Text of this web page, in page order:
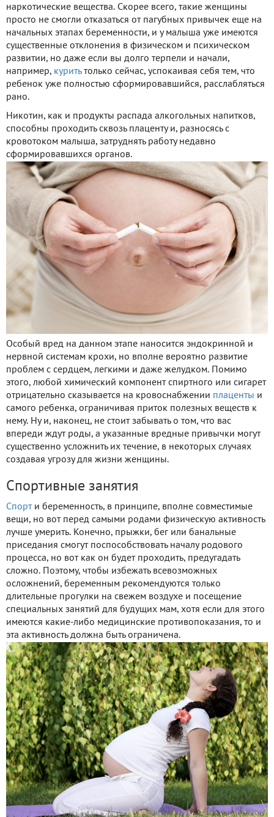
наркотические вещества. Скорее всего, такие женщины
просто не смогли отказаться от пагубных привычек еще на
начальных этапах беременности, и у малыша уже имеются
существенные отклонения в физическом и психическом
развитии, но даже если вы долго терпели и начали,
например, куритьтолько сейчас, успокаивая себя тем, что
ребенок уже полностью сформировавшийся, расслабляться
рано.
Никотин, как и продукты распада алкогольных напитков,
способны проходить сквозь плаценту и, разносясь с
кровотоком малыша, затруднять работу недавно
сформировавшихся органов.
Особый вред на данном этапе наносится эндокринной и
нервной системам крохи, но вполне вероятно развитие
проблем с сердцем, легкими и даже желудком. Помимо
этого, любой химический компонент спиртного или сигарет
отрицательно сказывается на кровоснабжении плаценты и
самого ребенка, ограничивая приток полезных веществ к
нему. Ну и, наконец, не стоит забывать о том, что вас
впереди ждут роды, а указанные вредные привычки могут
существенно усложнить их течение, в некоторых случаях
создавая угрозу для жизни женщины.
Спортивные занятия
Спорти беременность, в принципе, вполне совместимые
вещи, но вот перед самыми родами физическую активность
лучше умерить. Конечно, прыжки, бег или банальные
приседания смогут поспособствовать началу родового
процесса, но вот как он будет проходить, предугадать
сложно. Поэтому, чтобы избежать всевозможных
осложнений, беременным рекомендуются только
длительные прогулки на свежем воздухе и посещение
специальных занятий для будущих мам, хотя если для этого
имеются какие-либо медицинские противопоказания, то и
эта активность должна быть ограничена.